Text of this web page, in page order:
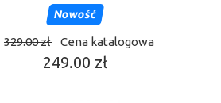
Nowość
329.00 zł Cena katalogowa
249.00 zł